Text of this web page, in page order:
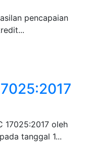
pencapaian
17025:2017 oleh
tanggal 1...